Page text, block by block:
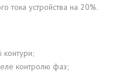
тока устройства на 20%.
контури;
контролю фаз;